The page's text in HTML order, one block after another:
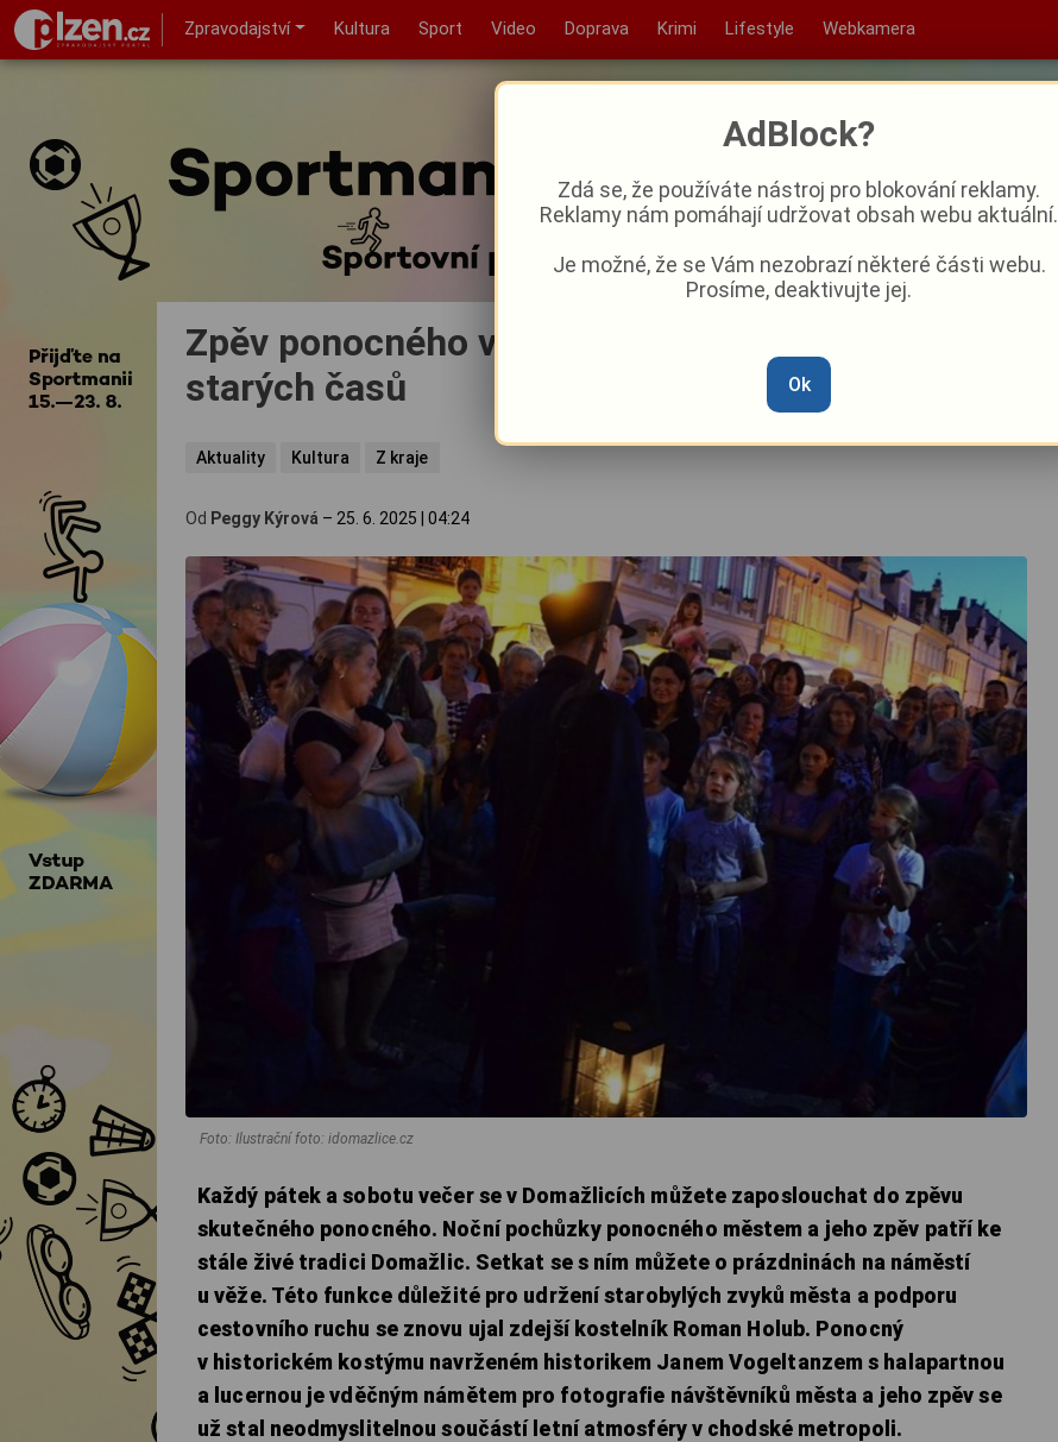
Zpravodajství Kultura Sport Video Doprava Krimi Lifestyle Webkamera
Zpěv ponocného v Domažlicích vás přenese do
starých časů
Aktuality Kultura Z kraje
Od Peggy Kýrová – 25. 6. 2025 04:24
Foto: Ilustrační foto: idomazlice.cz
Každý pátek a sobotu večer se v Domažlicích můžete zaposlouchat do zpěvu
skutečného ponocného. Noční pochůzky ponocného městem a jeho zpěv patří ke
stále živé tradici Domažlic. Setkat se s ním můžete o prázdninách na náměstí
u věže. Této funkce důležité pro udržení starobylých zvyků města a podporu
cestovního ruchu se znovu ujal zdejší kostelník Roman Holub. Ponocný
v historickém kostýmu navrženém historikem Janem Vogeltanzem s halapartnou
a lucernou je vděčným námětem pro fotografie návštěvníků města a jeho zpěv se
už stal neodmyslitelnou součástí letní atmosféry v chodské metropoli.
AdBlock?
Zdá se, že používáte nástroj pro blokování reklamy.
Reklamy nám pomáhají udržovat obsah webu aktuální.
Je možné, že se Vám nezobrazí některé části webu.
Prosíme, deaktivujte jej.
Ok